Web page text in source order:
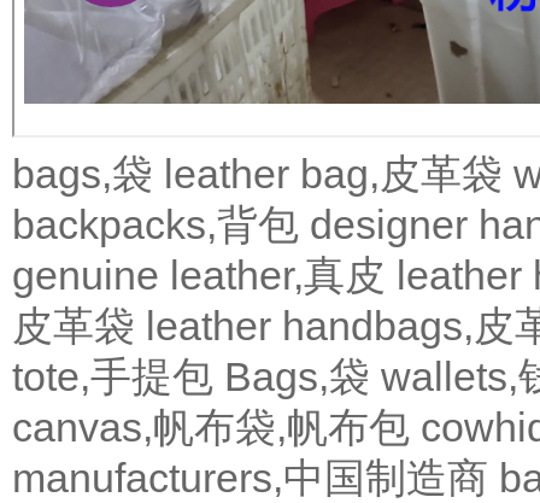
bags,袋 leather bag,皮革袋
backpacks,背包 designer
genuine leather,真皮 leather
皮革袋 leather handbags,皮
tote,手提包 Bags,袋 wallets,
canvas,帆布袋,帆布包
manufacturers,中国制造商